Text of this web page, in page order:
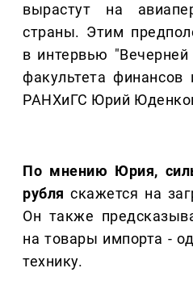
вырастут на
страны. Этим
в интервью
факультета финансов
РАНХиГС Юрий
По мнению Юрия,
рубля скажется на
Он также
на товары импорта -
технику.